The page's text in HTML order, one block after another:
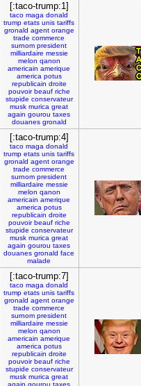
[:taco-trump:1]
taco maga donald
trump etats unis tariffs
gronald agent orange
trade commerce
surnom president
milliardaire messie
melon qanon
americain amerique
america potus
republicain droite
pouvoir beauf riche
stupide conservateur
musk murica great
again gourou taxes
douanes gronald
[:taco-trump:4]
taco maga donald
trump etats unis tariffs
gronald agent orange
trade commerce
surnom president
milliardaire messie
melon qanon
americain amerique
america potus
republicain droite
pouvoir beauf riche
stupide conservateur
musk murica great
again gourou taxes
douanes gronald face
malade
[:taco-trump:7]
taco maga donald
trump etats unis tariffs
gronald agent orange
trade commerce
surnom president
milliardaire messie
melon qanon
americain amerique
america potus
republicain droite
pouvoir beauf riche
stupide conservateur
musk murica great
again gourou taxes